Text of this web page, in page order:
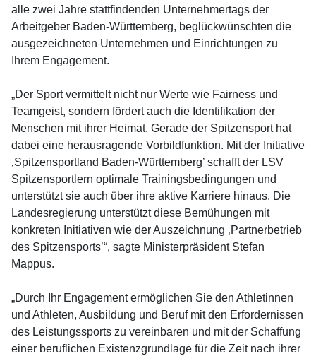
alle zwei Jahre stattfindenden Unternehmertags der
Arbeitgeber Baden-Württemberg, beglückwünschten die
ausgezeichneten Unternehmen und Einrichtungen zu
Ihrem Engagement.
„Der Sport vermittelt nicht nur Werte wie Fairness und
Teamgeist, sondern fördert auch die Identifikation der
Menschen mit ihrer Heimat. Gerade der Spitzensport hat
dabei eine herausragende Vorbildfunktion. Mit der Initiative
‚Spitzensportland Baden-Württemberg’ schafft der LSV
Spitzensportlern optimale Trainingsbedingungen und
unterstützt sie auch über ihre aktive Karriere hinaus. Die
Landesregierung unterstützt diese Bemühungen mit
konkreten Initiativen wie der Auszeichnung ‚Partnerbetrieb
des Spitzensports’“, sagte Ministerpräsident Stefan
Mappus.
„Durch Ihr Engagement ermöglichen Sie den Athletinnen
und Athleten, Ausbildung und Beruf mit den Erfordernissen
des Leistungssports zu vereinbaren und mit der Schaffung
einer beruflichen Existenzgrundlage für die Zeit nach ihrer